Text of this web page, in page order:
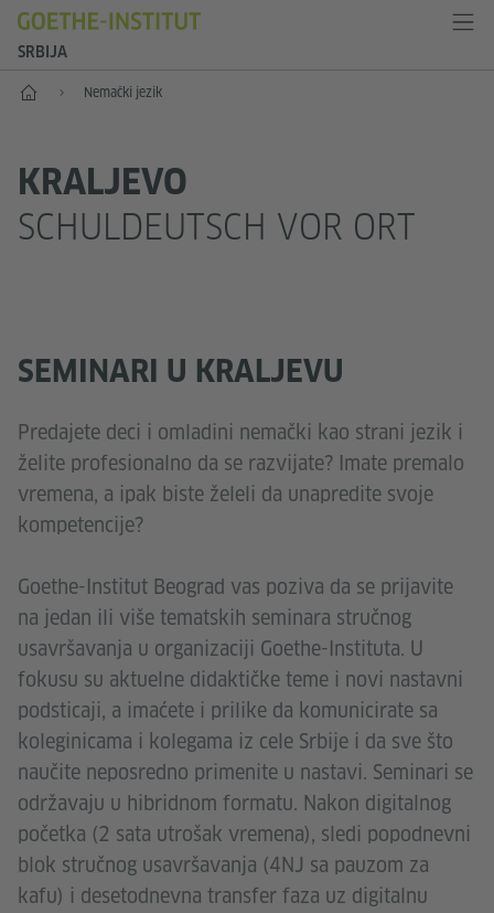
SRBIJA
Početak Nemački jezik
KRALJEVO
SCHULDEUTSCH VOR ORT
SEMINARI U KRALJEVU
Predajete deci i omladini nemački kao strani jezik i
želite profesionalno da se razvijate? Imate premalo
vremena, a ipak biste želeli da unapredite svoje
kompetencije?
Goethe-Institut Beograd vas poziva da se prijavite
na jedan ili više tematskih seminara stručnog
usavršavanja u organizaciji Goethe-Instituta. U
fokusu su aktuelne didaktičke teme i novi nastavni
podsticaji, a imaćete i prilike da komunicirate sa
koleginicama i kolegama iz cele Srbije i da sve što
naučite neposredno primenite u nastavi. Seminari se
održavaju u hibridnom formatu. Nakon digitalnog
početka (2 sata utrošak vremena), sledi popodnevni
blok stručnog usavršavanja (4NJ sa pauzom za
kafu) i desetodnevna transfer faza uz digitalnu